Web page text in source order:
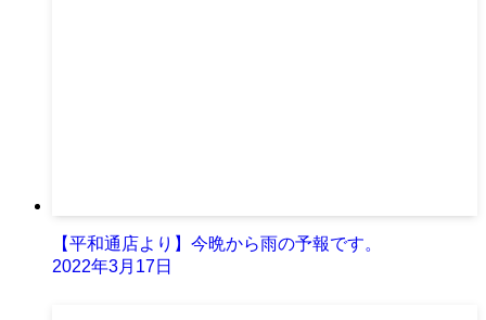
【平和通店より】今晩から雨の予報です。
2022年3月17日